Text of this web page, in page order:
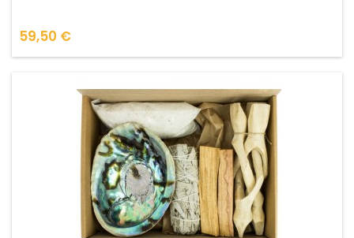
Prix
59,50 €